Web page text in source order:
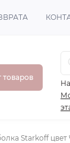
товаров
Starkoff